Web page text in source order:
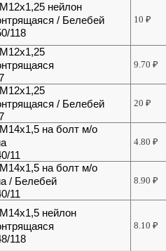
нейлон
/ Белебей
118
10₽
9.70₽
/ Белебей
20₽
на болт м/о
11
4.80₽
на болт м/о
/ Белебей
11
8.90₽
нейлон
118
8.10₽